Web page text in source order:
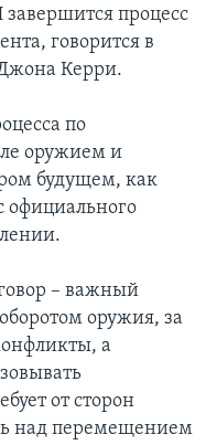
процесс
говорится в
Керри.
по
оружием и
будущем, как
официального
– важный
оружия, за
а
от сторон
над перемещением